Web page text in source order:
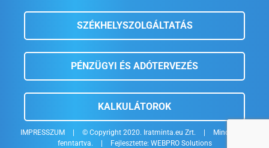
SZÉKHELYSZOLGÁLTATÁS
PÉNZÜGYI ÉS ADÓTERVEZÉS
KALKULÁTOROK
IMPRESSZUM © Copyright 2020. Iratminta.eu Zrt.
Minden jog
fenntartva.
Fejlesztette: WEBPRO Solutions